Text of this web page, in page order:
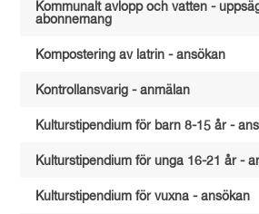
Kommunalt avlopp och vatten -
abonnemang
Kompostering av latrin - ansökan
Kontrollansvarig - anmälan
Kulturstipendium för barn 8-15 år -
Kulturstipendium för unga 16-21 år -
Kulturstipendium för vuxna - ansökan